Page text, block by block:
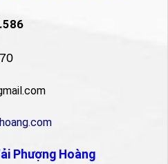
Phượng Hoàng